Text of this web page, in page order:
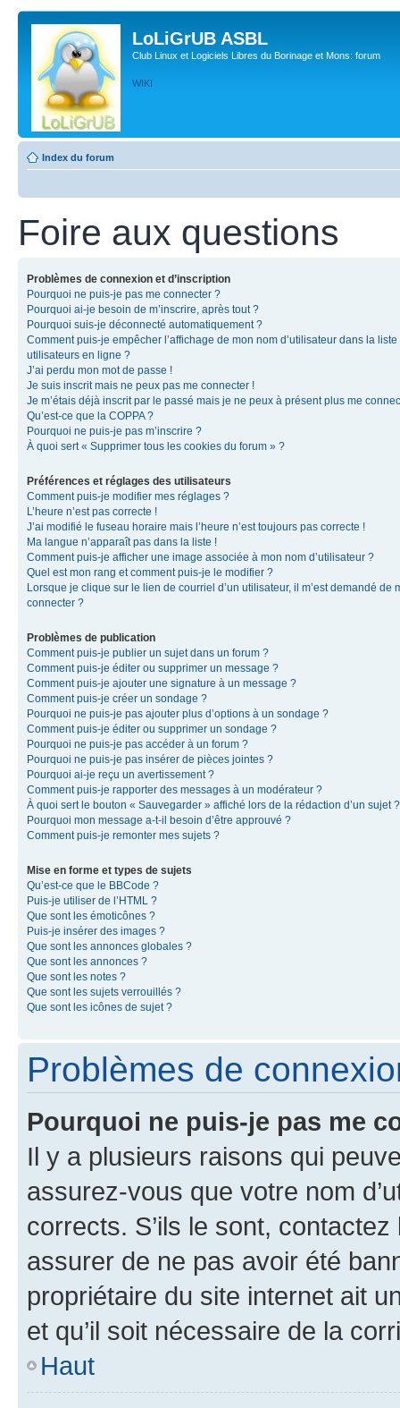
LoLiGrUB ASBL
Club Linux et Logiciels Libres du Borinage et Mons: forum
WIKI
Index du forum
Foire aux questions
Problèmes de connexion et d’inscription
Pourquoi ne puis-je pas me connecter ?
Pourquoi ai-je besoin de m’inscrire, après tout ?
Pourquoi suis-je déconnecté automatiquement ?
Comment puis-je empêcher l’affichage de mon nom d’utilisateur dans la liste
utilisateurs en ligne ?
J’ai perdu mon mot de passe !
Je suis inscrit mais ne peux pas me connecter !
Je m’étais déjà inscrit par le passé mais je ne peux à présent plus me
Qu’est-ce que la COPPA ?
Pourquoi ne puis-je pas m’inscrire ?
À quoi sert « Supprimer tous les cookies du forum » ?
Préférences et réglages des utilisateurs
Comment puis-je modifier mes réglages ?
L’heure n’est pas correcte !
J’ai modifié le fuseau horaire mais l’heure n’est toujours pas correcte !
Ma langue n’apparaît pas dans la liste !
Comment puis-je afficher une image associée à mon nom d’utilisateur ?
Quel est mon rang et comment puis-je le modifier ?
Lorsque je clique sur le lien de courriel d’un utilisateur, il m’est demandé de
connecter ?
Problèmes de publication
Comment puis-je publier un sujet dans un forum ?
Comment puis-je éditer ou supprimer un message ?
Comment puis-je ajouter une signature à un message ?
Comment puis-je créer un sondage ?
Pourquoi ne puis-je pas ajouter plus d’options à un sondage ?
Comment puis-je éditer ou supprimer un sondage ?
Pourquoi ne puis-je pas accéder à un forum ?
Pourquoi ne puis-je pas insérer de pièces jointes ?
Pourquoi ai-je reçu un avertissement ?
Comment puis-je rapporter des messages à un modérateur ?
À quoi sert le bouton « Sauvegarder » affiché lors de la rédaction d’un sujet ?
Pourquoi mon message a-t-il besoin d’être approuvé ?
Comment puis-je remonter mes sujets ?
Mise en forme et types de sujets
Qu’est-ce que le BBCode ?
Puis-je utiliser de l’HTML ?
Que sont les émoticônes ?
Puis-je insérer des images ?
Que sont les annonces globales ?
Que sont les annonces ?
Que sont les notes ?
Que sont les sujets verrouillés ?
Que sont les icônes de sujet ?
Problèmes de
Pourquoi ne puis-je pas me
Il y a plusieurs raisons qui
assurez-vous que votre nom
corrects. S’ils le sont,
assurer de ne pas avoir été
propriétaire du site internet ait
et qu’il soit nécessaire de la
Haut